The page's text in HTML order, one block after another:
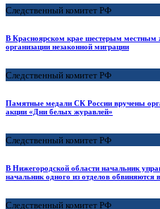
Следственный комитет РФ
В Красноярском крае шестерым местным
организации незаконной миграции
Следственный комитет РФ
Памятные медали СК России вручены
акции «Дни белых журавлей»
Следственный комитет РФ
В Нижегородской области начальник
начальник одного из отделов обвиняются
Следственный комитет РФ